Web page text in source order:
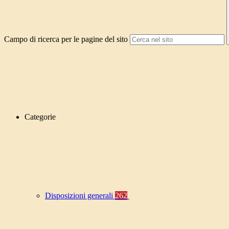
Campo di ricerca per le pagine del sito
Categorie
Disposizioni generali 262